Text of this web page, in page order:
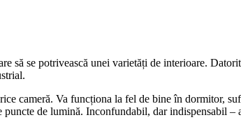
să se potrivească unei varietăți de interioare.
cameră. Va funcționa la fel de bine în dormitor,
de lumină. Inconfundabil, dar indispensabil –